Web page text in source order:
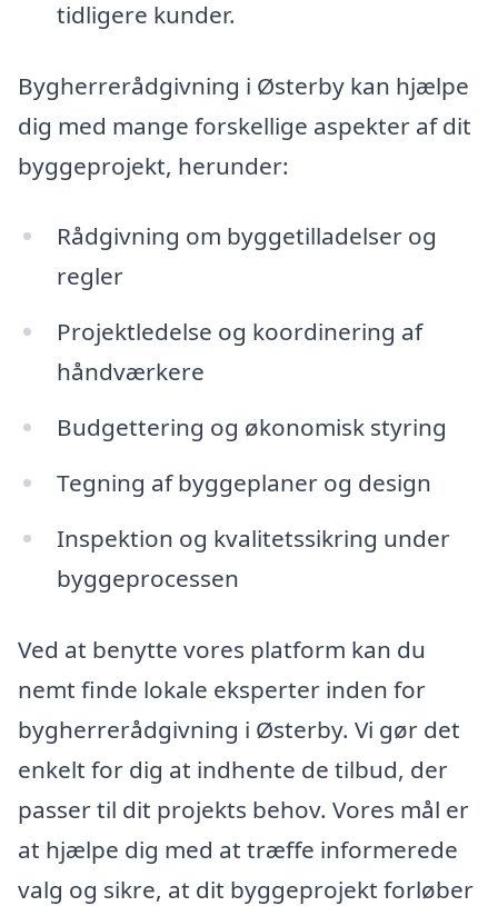
tidligere kunder.
Bygherrerådgivning i Østerby kan hjælpe
dig med mange forskellige aspekter af dit
byggeprojekt, herunder:
Rådgivning om byggetilladelser og
regler
Projektledelse og koordinering af
håndværkere
Budgettering og økonomisk styring
Tegning af byggeplaner og design
Inspektion og kvalitetssikring under
byggeprocessen
Ved at benytte vores platform kan du
nemt finde lokale eksperter inden for
bygherrerådgivning i Østerby. Vi gør det
enkelt for dig at indhente de tilbud, der
passer til dit projekts behov. Vores mål er
at hjælpe dig med at træffe informerede
valg og sikre, at dit byggeprojekt forløber